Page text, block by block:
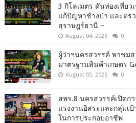
3 กิโลเมตร ดันท่องเที่ย
แก้ปัญหาช้างป่า และตร
สุราษฎร์ธานี –
August 04, 2026 0
ผู้ว่าฯนครสวรรค์ พาชม
มาตรฐานสินค้าเกษตร
August 03, 2026 0
สพร.8 นครสวรรค์เปิดก
แรงงานอิสระและกลุ่มเป้
ในการประกอบอาชีพ